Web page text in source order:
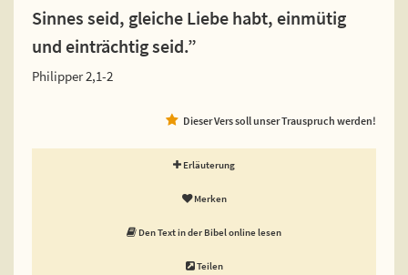
Sinnes seid, gleiche Liebe habt, einmütig
und einträchtig seid.”
Philipper 2,1-2
Dieser Vers soll unser Trauspruch werden!
Erläuterung
Merken
Den Text in der Bibel online lesen
Teilen